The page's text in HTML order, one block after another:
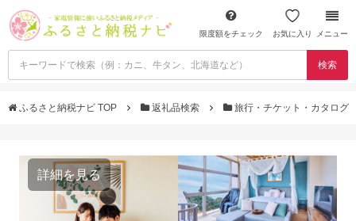
限度額をチェック お気に入り メニュー
検索
ふるさと納税ナビ TOP 返礼品検索 旅行・チケット・カタログ
詳細を見る